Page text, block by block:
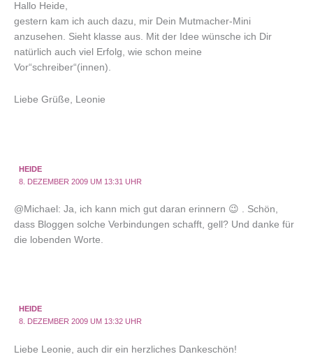
Hallo Heide,
gestern kam ich auch dazu, mir Dein Mutmacher-Mini
anzusehen. Sieht klasse aus. Mit der Idee wünsche ich Dir
natürlich auch viel Erfolg, wie schon meine
Vor“schreiber“(innen).
Liebe Grüße, Leonie
HEIDE
8. DEZEMBER 2009 UM 13:31 UHR
@Michael: Ja, ich kann mich gut daran erinnern 😉 . Schön,
dass Bloggen solche Verbindungen schafft, gell? Und danke für
die lobenden Worte.
HEIDE
8. DEZEMBER 2009 UM 13:32 UHR
Liebe Leonie, auch dir ein herzliches Dankeschön!